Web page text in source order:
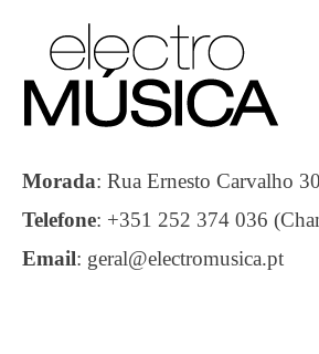
Morada: Rua Ernesto Carvalho
Telefone: +351 252 374 036
Email: geral@electromusica.pt